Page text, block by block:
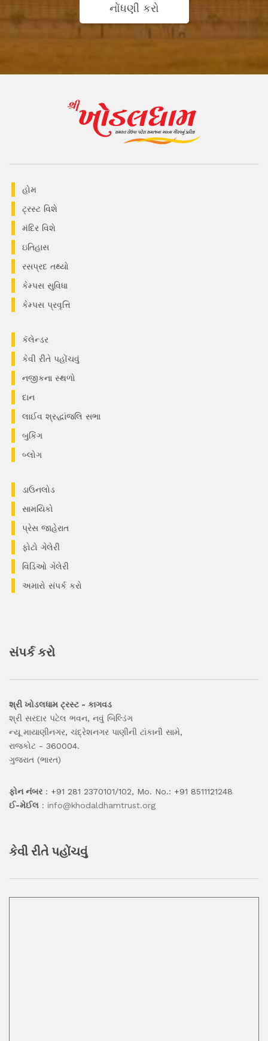
નોંધણી કરો
હોમ
ટ્રસ્ટ વિશે
મંદિર વિશે
ઇતિહાસ
રસપ્રદ તથ્યો
કેમ્પસ સુવિધા
કેમ્પસ પ્રવૃત્તિ
કૅલેન્ડર
કેવી રીતે પહોંચવું
નજીકના સ્થળો
દાન
લાઈવ શ્રદ્ધાંજલિ સભા
બુકિંગ
બ્લોગ
ડાઉનલોડ
સામયિકો
પ્રેસ જાહેરાત
ફોટો ગેલેરી
વિડિઓ ગેલેરી
અમારો સંપર્ક કરો
સંપર્ક કરો
શ્રી ખોડલધામ ટ્રસ્ટ - કાગવડ
શ્રી સરદાર પટેલ ભવન, નવું બિલ્ડિંગ
ન્યૂ માયાણીનગર, ચંદ્રેશનગર પાણીની ટાંકાની સામે,
રાજકોટ - 360004.
ગુજરાત (ભારત)
ફોન નંબર: +91 281 2370101/102, Mo. No.: +91 8511121248
ઈ-મેઈલ : info@khodaldhamtrust.org
કેવી રીતે પહોંચવું